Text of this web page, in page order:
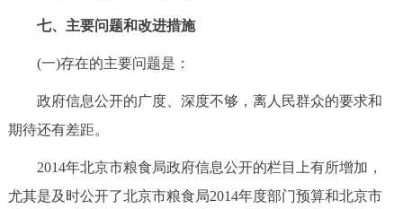
七、主要问题和改进措施
(一)存在的主要问题是：
政府信息公开的广度、深度不够，离人民群众的要求和
期待还有差距。
2014年北京市粮食局政府信息公开的栏目上有所增加，
尤其是及时公开了北京市粮食局2014年度部门预算和北京市